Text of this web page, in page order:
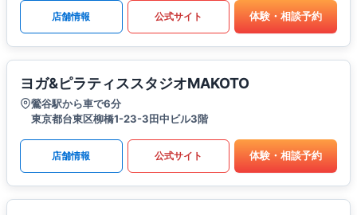
店舗情報 公式サイト 体験・相談予約
ヨガ&ピラティススタジオMAKOTO
鶯谷駅から車で6分
東京都台東区柳橋1-23-3田中ビル3階
店舗情報 公式サイト 体験・相談予約